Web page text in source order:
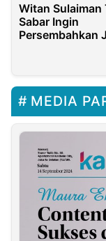
Witan Sulaiman
Sabar Ingin
Persembahkan
MEDIA